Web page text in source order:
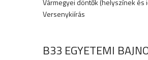
Vármegyei döntők (helyszínek és
Versenykiírás
B33 EGYETEMI